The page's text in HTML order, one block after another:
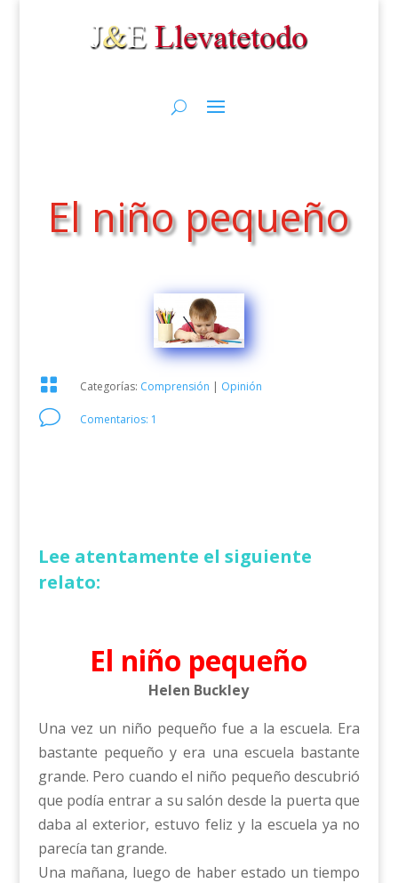
El niño pequeño
 Categorías: Comprensión Opinión
v Comentarios: 1
Lee atentamente el siguiente
relato:
El niño pequeño
Helen Buckley
Una vez un niño pequeño fue a la escuela. Era
bastante pequeño y era una escuela bastante
grande. Pero cuando el niño pequeño descubrió
que podía entrar a su salón desde la puerta que
daba al exterior, estuvo feliz y la escuela ya no
parecía tan grande.
Una mañana, luego de haber estado un tiempo